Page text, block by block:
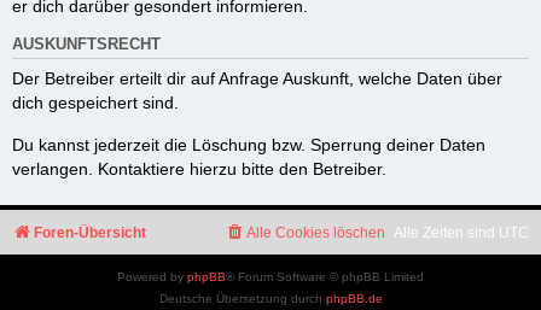
er dich darüber gesondert informieren.
AUSKUNFTSRECHT
Der Betreiber erteilt dir auf Anfrage Auskunft, welche Daten über
dich gespeichert sind.
Du kannst jederzeit die Löschung bzw. Sperrung deiner Daten
verlangen. Kontaktiere hierzu bitte den Betreiber.
Foren-Übersicht Alle Zeiten sind UTC
Alle Cookies löschen
Powered by phpBB® Forum Software © phpBB Limited
Deutsche Übersetzung durch phpBB.de